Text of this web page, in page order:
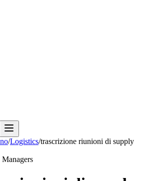
/Logistics/trascrizione riunioni di supply